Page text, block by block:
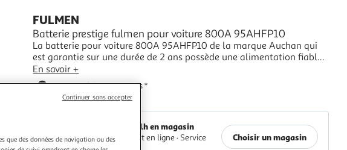
FULMEN
Batterie prestige fulmen pour voiture 800A 95AHFP10
La batterie pour voiture 800A 95AHFP10 de la marque Auchan qui
est garantie sur une durée de 2 ans possède une alimentation fiable
pour les appareils électriques tel que les phares, ABS, airbag, ect... La
batterie est adaptée aux véhicule essences et diesel et prête à l'usage
dès réception.
En savoir +
Garantie fabricant: 3 ans *
Vendu parAuchan
Choisir un magasin
Retrait 1h en magasin
Paiement en ligne ·Service
que des données de navigation ou des
Continuer sans accepter